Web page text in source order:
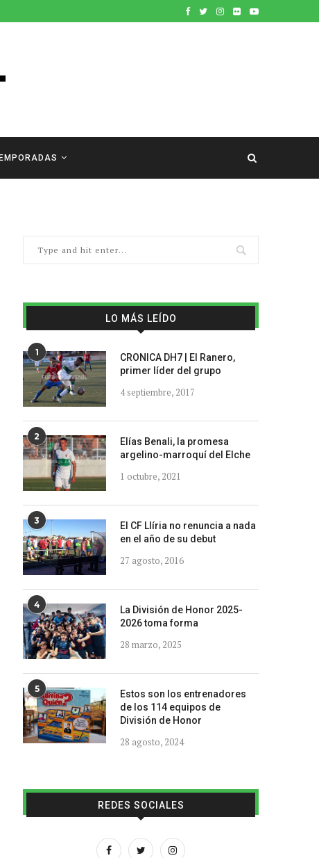
LO MÁS LEÍDO
1
CRONICA DH7 | El Ranero,
primer líder del grupo
4 septiembre, 2017
2
Elías Benali, la promesa
argelino-marroquí del Elche
1 octubre, 2021
3
El CF Llíria no renuncia a nada
en el año de su debut
27 agosto, 2016
4
La División de Honor 2025-
2026 toma forma
28 marzo, 2025
5
Estos son los entrenadores
de los 114 equipos de
División de Honor
28 agosto, 2024
REDES SOCIALES